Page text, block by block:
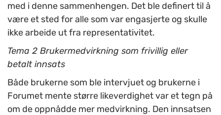
med i denne sammenhengen. Det ble definert til å
være et sted for alle som var engasjerte og skulle
ikke arbeide ut fra representativitet.
Tema 2 Brukermedvirkning som frivillig eller
betalt innsats
Både brukerne som ble intervjuet og brukerne i
Forumet mente større likeverdighet var et tegn på
om de oppnådde mer medvirkning. Den innsatsen